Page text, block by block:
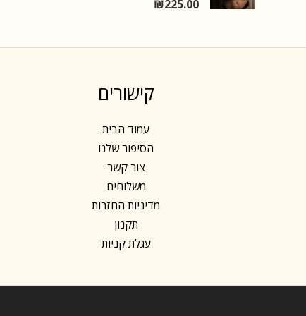
f
R
d
₪225.00
קישורים
עמוד הבית
הסיפור שלנו
צור קשר
משלוחים
מדיניות החזרות
תקנון
עגלת קניות